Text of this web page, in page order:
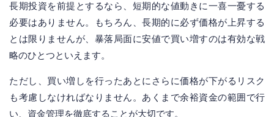
長期投資を前提とするなら、短期的な値動きに一喜一憂する
必要はありません。もちろん、長期的に必ず価格が上昇する
とは限りませんが、暴落局面に安値で買い増すのは有効な戦
略のひとつといえます。
ただし、買い増しを行ったあとにさらに価格が下がるリスク
も考慮しなければなりません。あくまで余裕資金の範囲で行
い、資金管理を徹底することが大切です。